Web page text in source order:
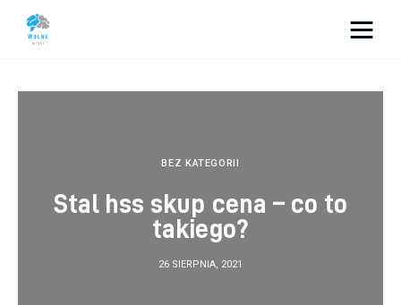
Dom i ogród
BEZ KATEGORII
Stal hss skup cena – co to
takiego?
26 SIERPNIA, 2021